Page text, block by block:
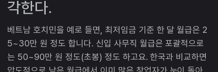
각한다.
베트남 호치민을 예로 들면, 최저임금 기준 한 달 월급은 2
5~30만 원 정도 합니다. 신입 사무직 월급은 포괄적으로
는 50~90만 원 정도(초봉) 정도 하고요. 한국과 비교하면